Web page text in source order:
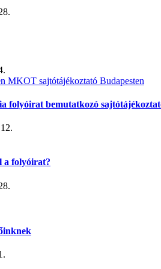
folyóirat bemutatkozó
a folyóirat?